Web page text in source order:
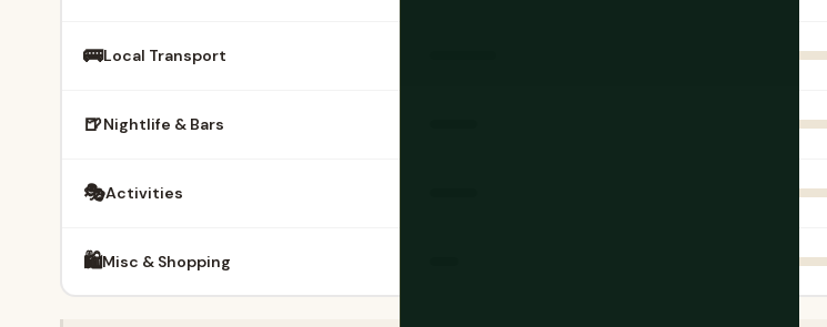
🚌Local Transport
🍺Nightlife & Bars
🎭Activities
🛍Misc & Shopping